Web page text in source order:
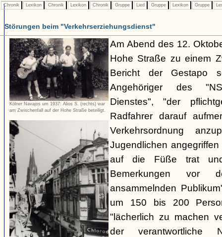
Chronik Lexikon Chronik Lexikon Chronik Gruppe Lied Gruppe Lexikon Gruppe
Störungen beim "Verkehrserziehungsdienst"
Kölner Navajos um 1937: Alios S. (rechts) war
am Zwischenfall auf der Hohe Straße beteiligt.
Am Abend des 12.
Hohe Straße zu einem
Bericht der Gestapo
Angehöriger des
Dienstes", "der
Radfahrer darauf
Verkehrsordnung
Jugendlichen
auf die Füße trat und
Bemerkungen vor
ansammelnden
um 150 bis 200
"lächerlich zu machen
der verantwortliche